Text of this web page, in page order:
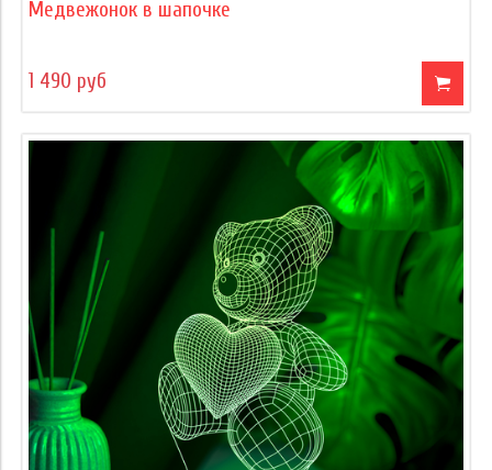
Медвежонок в шапочке
1 490 руб